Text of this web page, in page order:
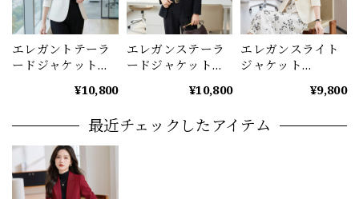
エレガントテーラ
ードジャケットシ
（3color） A1129
¥10,800
エレガンステーラ
ードジャケット
¥10,800
エレガンスライト
ジャケット
¥9,800
最近チェックしたアイテム